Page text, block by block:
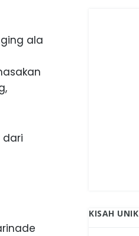
ala
dari
KISAH UNIK